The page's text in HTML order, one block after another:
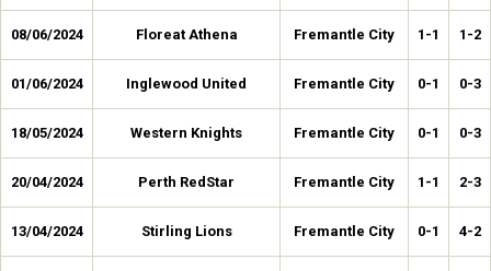
08/06/2024 Floreat Athena Fremantle City 1-1 1-2
01/06/2024 Inglewood United Fremantle City 0-1 0-3
18/05/2024 Western Knights Fremantle City 0-1 0-3
20/04/2024 Perth RedStar Fremantle City 1-1 2-3
13/04/2024 Stirling Lions Fremantle City 0-1 4-2